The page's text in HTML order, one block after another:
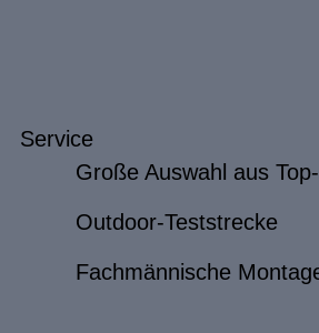
Service
Große Auswahl aus
Outdoor-Teststrecke
Fachmännische